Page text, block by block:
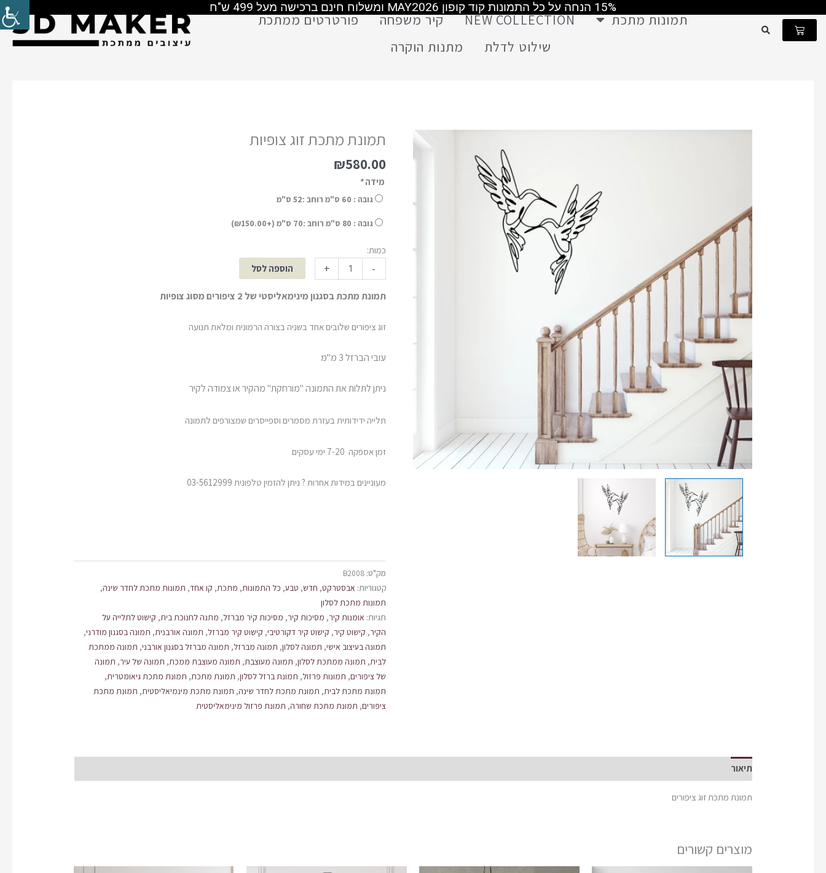
לתוכן
משלוח חינם מעל 399 ש"ח
משלוח חינם מעל 399 ש"ח
משלוח חינם מעל 499 ש"ח 15% הנחה על כל התמונות קוד קופון MAY2026 ומשלוח חינם ברכישה מעל 499 ש"ח
עגלת
קניות
תמונות מתכת NEW COLLECTION קיר משפחה
פורטרטים ממתכת
שילוט לדלת
מתנות הוקרה
תמונת מתכת זוג צופיות
₪580.00
מידה*
גובה : 60 ס"מ רוחב :52 ס"מ
גובה : 80 ס"מ רוחב :70 ס"מ (+ ₪150.00
)
כמות:
-
צופיות
+ הוספה לסל
תמונת מתכת בסגנון מינימאליסטי של 2 ציפורים מסוג צופיות
זוג ציפורים שלובים אחד בשניה בצורה הרמונית ומלאת תנועה
עובי הברזל 3 מ"מ
ניתן לתלות את התמונה "מורחקת" מהקיר או צמודה לקיר
תלייה ידידותית בעזרת מסמרים וספייסרים שמצורפים לתמונה
זמן אספקה 7-20 ימי עסקים
מעוניינים במידות אחרות ? ניתן להזמין טלפונית 03-5612999
מק"ט:B2008
קטגוריות: אבסטרקט, חדש, טבע, כל התמונות, מתכת, קו אחד, תמונות מתכת לחדר שינה,
תמונות מתכת לסלון
תגיות: אומנות קיר, מסיכות קיר, מסיכות קיר מברזל, מתנה לחנוכת בית, קישוט לתלייה על
הקיר, קישוט קיר, קישוט קיר דקורטיבי, קישוט קיר מברזל, תמונה אורבנית, תמונה בסגנון מודרני,
תמונה בעיצוב אישי, תמונה לסלון, תמונה מברזל, תמונה מברזל בסגנון אורבני, תמונה ממתכת
לבית, תמונה ממתכת לסלון, תמונה מעוצבת, תמונה מעוצבת ממכת, תמונה של עיר, תמונה
של ציפורים, תמונות פרזול, תמונת ברזל לסלון, תמונת מתכת, תמונת מתכת גיאומטרית,
תמונת מתכת לבית, תמונת מתכת לחדר שינה, תמונת מתכת מינמיאליסטית, תמונת מתכת
ציפורים, תמונת מתכת שחורה, תמונת פרזול מינימאליסטית
תיאור
תמונת מתכת זוג ציפורים
מוצרים קשורים